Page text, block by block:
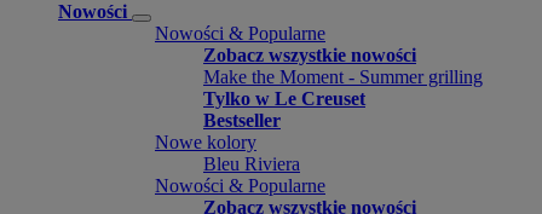
Nowości
Nowości & Popularne
Zobacz wszystkie nowości
Make the Moment - Summer grilling
Tylko w Le Creuset
Bestseller
Nowe kolory
Bleu Riviera
Nowości & Popularne
Zobacz wszystkie nowości